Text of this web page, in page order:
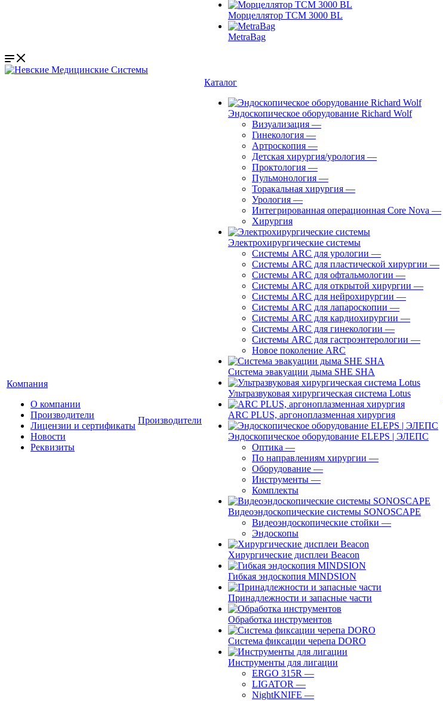
Морцеллятор ТСМ 3000 BL
MetraBag
Компания
О компании
Производители
Лицензии и сертификаты
Новости
Реквизиты
Производители
Каталог
Эндоскопическое оборудование Richard Wolf
Визуализация —
Гинекология —
Артроскопия —
Детская хирургия/урология —
Проктология —
Пульмонология —
Торакальная хирургия —
Урология —
Интегрированная операционная Core Nova —
Хирургия
Электрохирургические системы
Системы ARC для урологии —
Системы ARC для пластической хирургии —
Системы ARC для офтальмологии —
Системы ARC для открытой хирургии —
Системы ARC для нейрохирургии —
Системы ARC для лапароскопии —
Системы ARC для кардиохирургии —
Системы ARC для гинекологии —
Системы ARC для гастроэнтерологии —
Новое поколение ARC
Система эвакуации дыма SHE SHA
Ультразвуковая хирургическая система Lotus
ARC PLUS, аргоноплазменная хирургия
Эндоскопическое оборудование ELEPS | ЭЛЕПС
Оптика —
По направлениям хирургии —
Оборудование —
Инструменты —
Комплекты
Видеоэндоскопические системы SONOSCAPE
Видеоэндоскопические стойки —
Эндоскопы
Хирургические дисплеи Beacon
Гибкая эндоскопия MINDSION
Принадлежности и запасные части
Обработка инструментов
Система фиксации черепа DORO
Инструменты для лигации
ERGO 315R —
LIGATOR —
NightKNIFE —